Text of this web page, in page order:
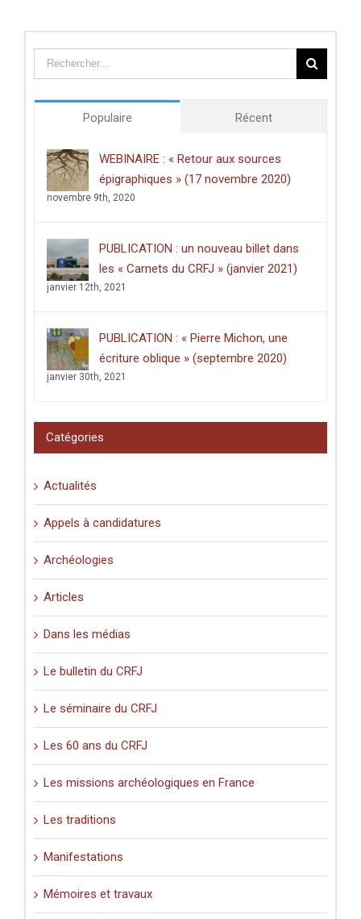
Oliver
Pryce
–
«
Hunt
Metalworkers
and
the
Later
the
Sub-
Himalayan
Silk
Road
(31
mars
2025)
anti-
2021)
Populaire Récent
WEBINAIRE : « Retour aux sources
épigraphiques » (17 novembre 2020)
novembre 9th, 2020
PUBLICATION : un nouveau billet dans
les « Carnets du CRFJ » (janvier 2021)
janvier 12th, 2021
PUBLICATION : « Pierre Michon, une
écriture oblique » (septembre 2020)
janvier 30th, 2021
Catégories
Actualités
Appels à candidatures
Archéologies
Articles
Dans les médias
Le bulletin du CRFJ
Le séminaire du CRFJ
Les 60 ans du CRFJ
Les missions archéologiques en France
Les traditions
Manifestations
Mémoires et travaux